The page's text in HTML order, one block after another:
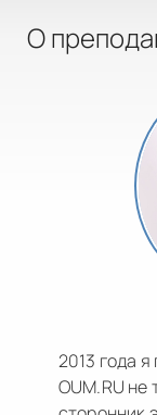
О
2013 года
OUM.RU не